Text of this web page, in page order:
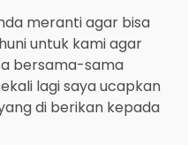
meranti agar bisa
untuk kami agar
bersama-sama
lagi saya ucapkan
di berikan kepada